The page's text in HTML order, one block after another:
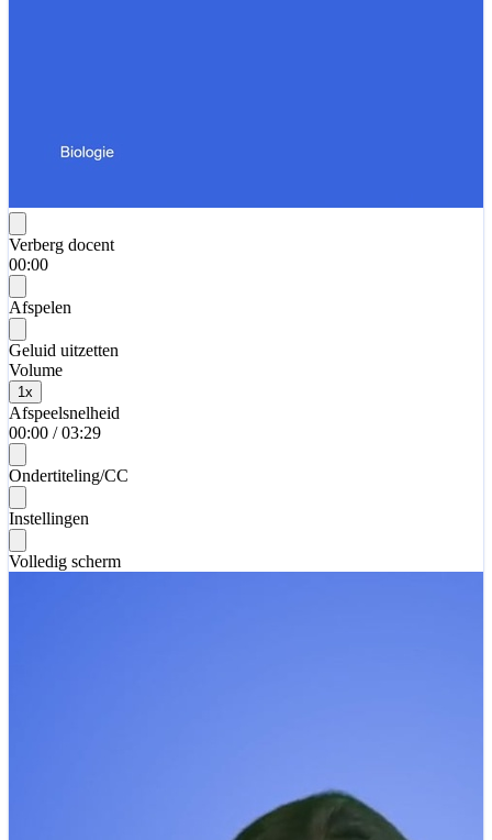
Verberg docent
00:00
Afspelen
Geluid uitzetten
Volume
1x
Afspeelsnelheid
00:00 / 03:29
Ondertiteling/CC
Instellingen
Volledig scherm